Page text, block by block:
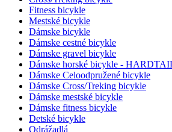
Fitness bicykle
Mestské bicykle
Dámske bicykle
Dámske cestné bicykle
Dámske gravel bicykle
Dámske horské bicykle -
Dámske Celoodpružené bicykle
Dámske Cross/Treking bicykle
Dámske mestské bicykle
Dámske fitness bicykle
Detské bicykle
Odrážadlá